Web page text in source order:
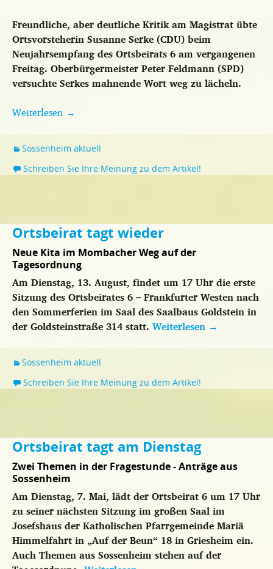
Freundliche, aber deutliche Kritik am Magistrat übte
Ortsvorsteherin Susanne Serke (CDU) beim
Neujahrsempfang des Ortsbeirats 6 am vergangenen
Freitag. Oberbürgermeister Peter Feldmann (SPD)
versuchte Serkes mahnende Wort weg zu lächeln.
Weiterlesen →
Sossenheim aktuell
Schreiben Sie Ihre Meinung zu dem Artikel!
Ortsbeirat tagt wieder
Neue Kita im Mombacher Weg auf der
Tagesordnung
Am Dienstag, 13. August, findet um 17 Uhr die erste
Sitzung des Ortsbeirates 6 – Frankfurter Westen nach
den Sommerferien im Saal des Saalbaus Goldstein in
der Goldsteinstraße 314 statt. Weiterlesen →
Sossenheim aktuell
Schreiben Sie Ihre Meinung zu dem Artikel!
Ortsbeirat tagt am Dienstag
Zwei Themen in der Fragestunde - Anträge aus
Sossenheim
Am Dienstag, 7. Mai, lädt der Ortsbeirat 6 um 17 Uhr
zu seiner nächsten Sitzung im großen Saal im
Josefshaus der Katholischen Pfarrgemeinde Mariä
Himmelfahrt in „Auf der Beun“ 18 in Griesheim ein.
Auch Themen aus Sossenheim stehen auf der